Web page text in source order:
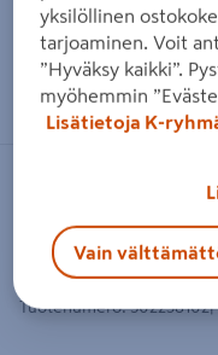
Zoomaa
Valonheitin
Pfm 65w 4000k
Tuotenumero:502238102
yksilöllinen
tarjoaminen. Voit
”Hyväksy kaikki”.
myöhemmin
Lisätietoja K-
Vain